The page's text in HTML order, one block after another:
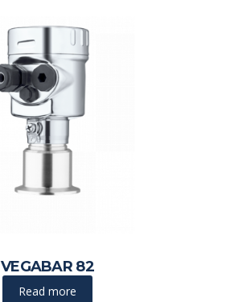
VEGABAR 82
Read more